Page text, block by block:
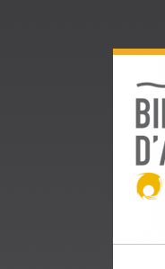
menu
contenu
la